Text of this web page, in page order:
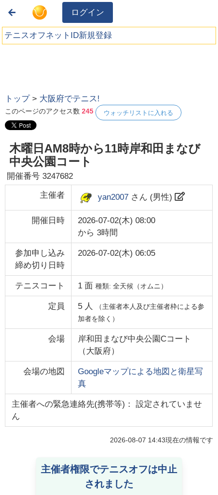
ログイン
テニスオフネットID新規登録
トップ > 大阪府でテニス!
このページのアクセス数245 ウォッチリストに入れる
木曜日AM8時から11時岸和田まなび
中央公園コート
開催番号3247682
主催者 yan2007さん (男性)
開催日時
2026-07-02(木) 08:00
から 3時間
参加申し込み
締め切り日時
2026-07-02(木) 06:05
テニスコート 1面 種類: 全天候（オムニ）
定員 5 人
（主催者本人及び主催者枠による参
加者を除く）
会場
岸和田まなび中央公園Cコート
（大阪府）
会場の地図
Googleマップによる地図と衛星写
真
主催者への緊急連絡先(携帯等)： 設定されていませ
ん
2026-08-07 14:43現在の情報です
主催者権限でテニスオフは中止
されました